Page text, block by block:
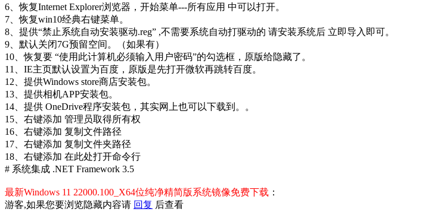
6、恢复Internet Explorer浏览器，开始菜单---所有应用 中可以打开。
7、恢复win10经典右键菜单。
8、提供“禁止系统自动安装驱动.reg” ,不需要系统自动打驱动的 请安装系统后 立即导入即可。
9、默认关闭7G预留空间。（如果有）
10、恢复要 “使用此计算机必须输入用户密码”的勾选框，原版给隐藏了。
11、IE主页默认设置为百度，原版是先打开微软再跳转百度。
12、提供Windows store商店安装包。
13、提供相机APP安装包。
14、提供 OneDrive程序安装包，其实网上也可以下载到。。
15、右键添加 管理员取得所有权
16、右键添加 复制文件路径
17、右键添加 复制文件夹路径
18、右键添加 在此处打开命令行
# 系统集成 .NET Framework 3.5
最新Windows 11 22000.100_X64位纯净精简版系统镜像免费下载 ：
游客,如果您要浏览隐藏内容请 回复 后查看